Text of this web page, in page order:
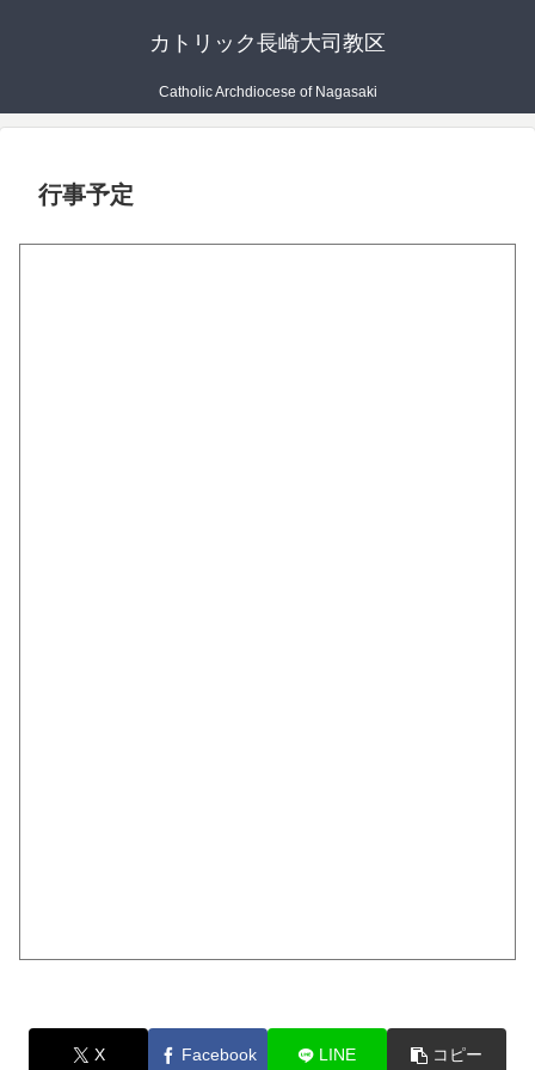
カトリック長崎大司教区
Catholic Archdiocese of Nagasaki
行事予定
X Facebook LINE コピー